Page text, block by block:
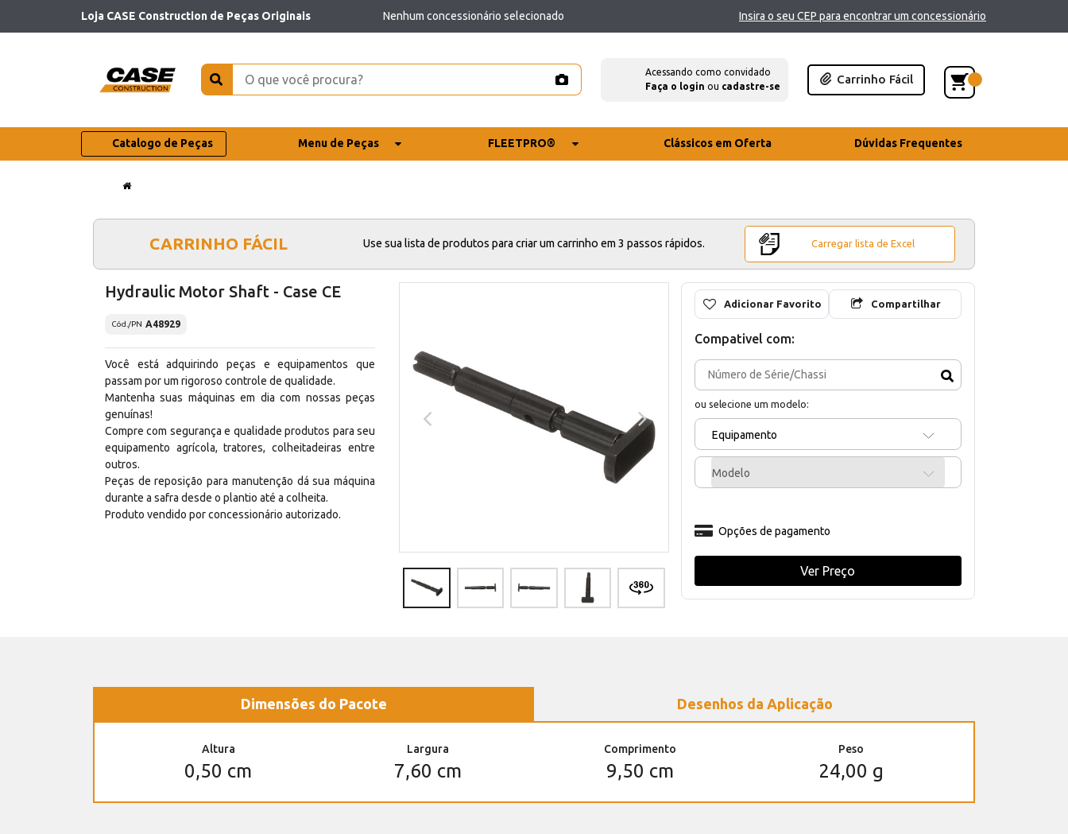
Loja CASE Construction de Peças Originais Nenhum concessionário selecionado Insira o seu CEP para encontrar um concessionário
Acessando como convidado
Faça o login ou cadastre-se
Carrinho Fácil
Catalogo de Peças Menu de Peças FLEETPRO® Clássicos em Oferta Dúvidas Frequentes
CARRINHO FÁCIL Use sua lista de produtos para criar um carrinho em 3 passos rápidos. Carregar lista de Excel
Hydraulic Motor Shaft - Case CE
Cód./PN A48929
Você está adquirindo peças e equipamentos que
passam por um rigoroso controle de qualidade.
Mantenha suas máquinas em dia com nossas peças
genuínas!
Compre com segurança e qualidade produtos para seu
equipamento agrícola, tratores, colheitadeiras entre
outros.
Peças de reposição para manutenção dá sua máquina
durante a safra desde o plantio até a colheita.
Produto vendido por concessionário autorizado.
Adicionar Favorito Compartilhar
Compativel com:
ou selecione um modelo:
Equipamento
Modelo
Opções de pagamento
Ver Preço
Dimensões do Pacote Desenhos da Aplicação
Altura
0,50 cm
Largura
7,60 cm
Comprimento
9,50 cm
Peso
24,00 g